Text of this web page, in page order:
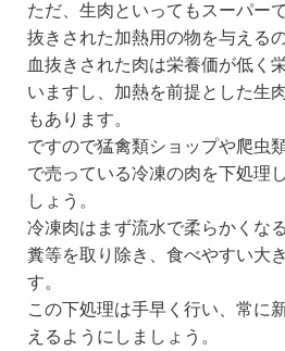
ただ、生肉といってもスーパー
抜きされた加熱用の物を与える
血抜きされた肉は栄養価が低く
いますし、加熱を前提とした生
もあります。
ですので猛禽類ショップや爬虫
で売っている冷凍の肉を下処理
しょう。
冷凍肉はまず流水で柔らかくな
糞等を取り除き、食べやすい大
す。
この下処理は手早く行い、常に
えるようにしましょう。